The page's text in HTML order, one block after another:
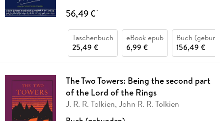
56,49 €*
Taschenbuch
25,49 €
eBook epub
6,99 €
Buch
156,49 €
The Two Towers: Being the second part
of the Lord of the Rings
J. R. R. Tolkien, John R. R. Tolkien